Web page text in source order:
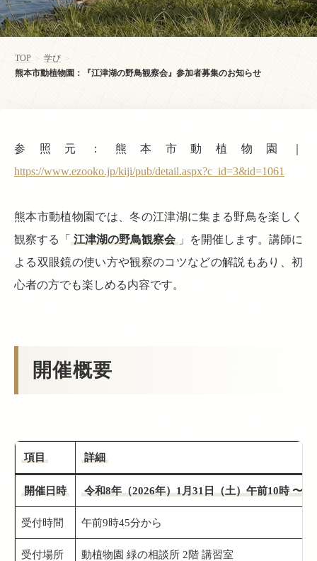
TOP > 学び >
熊本市動植物園：『江津湖の野鳥観察会』参加者募集のお知らせ
参照元：熊本市動植物園｜
https://www.ezooko.jp/kiji/pub/detail.aspx?c_id=3&id=1061
熊本市動植物園では、冬の江津湖に集まる野鳥を楽しく
観察する「 江津湖の野鳥観察会 」を開催します。講師に
よる双眼鏡の使い方や観察のコツなどの解説もあり、初
心者の方でも楽しめる内容です。
開催概要
項目 詳細
開催日時 令和8年（2026年）1月31日（土）午前10時 〜
受付時間 午前9時45分から
受付場所 動植物園 緑の相談所 2階 講習室